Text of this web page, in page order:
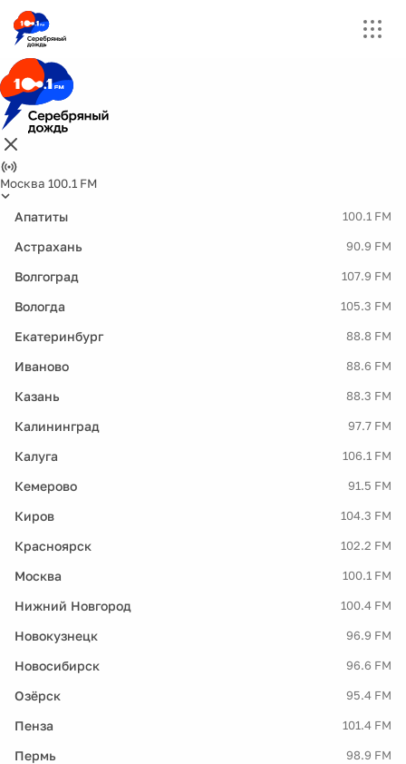
Москва 100.1 FM
Апатиты 100.1 FM
Астрахань 90.9 FM
Волгоград 107.9 FM
Вологда 105.3 FM
Екатеринбург 88.8 FM
Иваново 88.6 FM
Казань 88.3 FM
Калининград 97.7 FM
Калуга 106.1 FM
Кемерово 91.5 FM
Киров 104.3 FM
Красноярск 102.2 FM
Москва 100.1 FM
Нижний Новгород 100.4 FM
Новокузнецк 96.9 FM
Новосибирск 96.6 FM
Озёрск 95.4 FM
Пенза 101.4 FM
Пермь 98.9 FM